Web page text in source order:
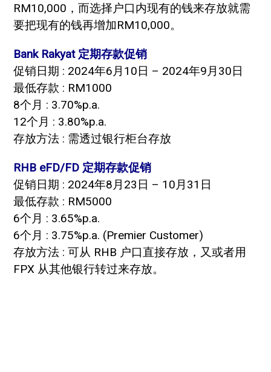
RM10,000，而选择户口内现有的钱来存放就需
要把现有的钱再增加RM10,000。
Bank Rakyat 定期存款促销
促销日期 : 2024年6月10日 – 2024年9月30日
最低存款 : RM1000
8个月 : 3.70%p.a.
12个月 : 3.80%p.a.
存放方法 : 需透过银行柜台存放
RHB eFD/FD 定期存款促销
促销日期 : 2024年8月23日 – 10月31日
最低存款 : RM5000
6个月 : 3.65%p.a.
6个月 : 3.75%p.a. (Premier Customer)
存放方法 : 可从 RHB 户口直接存放，又或者用
FPX 从其他银行转过来存放。